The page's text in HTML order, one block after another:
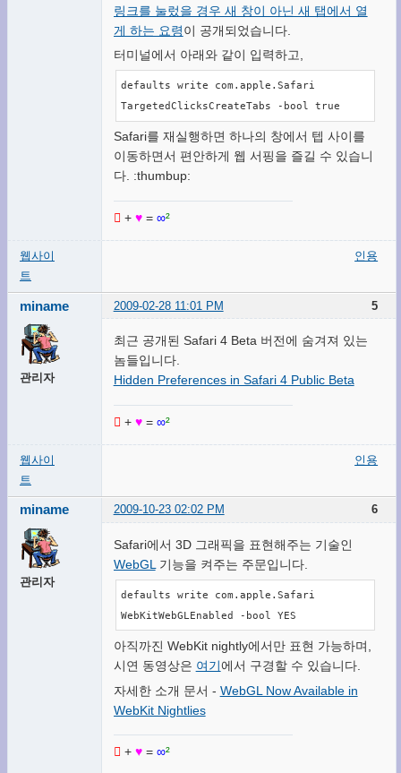
링크를 눌렀을 경우 새 창이 아닌 새 탭에서 열
게 하는 요령이 공개되었습니다.
터미널에서 아래와 같이 입력하고,
defaults write com.apple.Safari
TargetedClicksCreateTabs -bool true
Safari를 재실행하면 하나의 창에서 텝 사이를
이동하면서 편안하게 웹 서핑을 즐길 수 있습니
다. :thumbup:
 + ♥= ∞²
웹사이
트
인용
5
miname 2009-02-28 11:01 PM
관리자
최근 공개된 Safari 4 Beta 버전에 숨겨져 있는
놈들입니다.
Hidden Preferences in Safari 4 Public Beta
 + ♥= ∞²
웹사이
트
인용
6
miname 2009-10-23 02:02 PM
관리자
Safari에서 3D 그래픽을 표현해주는 기술인
WebGL 기능을 켜주는 주문입니다.
defaults write com.apple.Safari
WebKitWebGLEnabled -bool YES
아직까진 WebKit nightly에서만 표현 가능하며,
시연 동영상은 여기에서 구경할 수 있습니다.
자세한 소개 문서 - WebGL Now Available in
WebKit Nightlies
 + ♥= ∞²